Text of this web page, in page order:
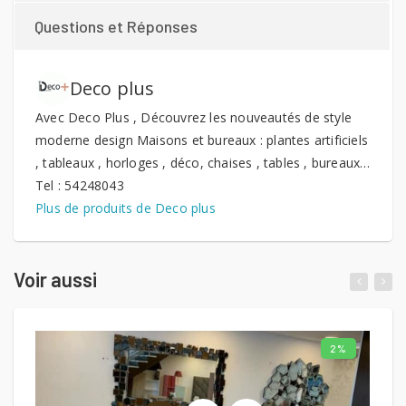
Questions et Réponses
Deco plus
Avec Deco Plus , Découvrez les nouveautés de style
moderne design Maisons et bureaux : plantes artificiels
, tableaux , horloges , déco, chaises , tables , bureaux…
Tel : 54248043
Plus de produits de Deco plus
Voir aussi
2%